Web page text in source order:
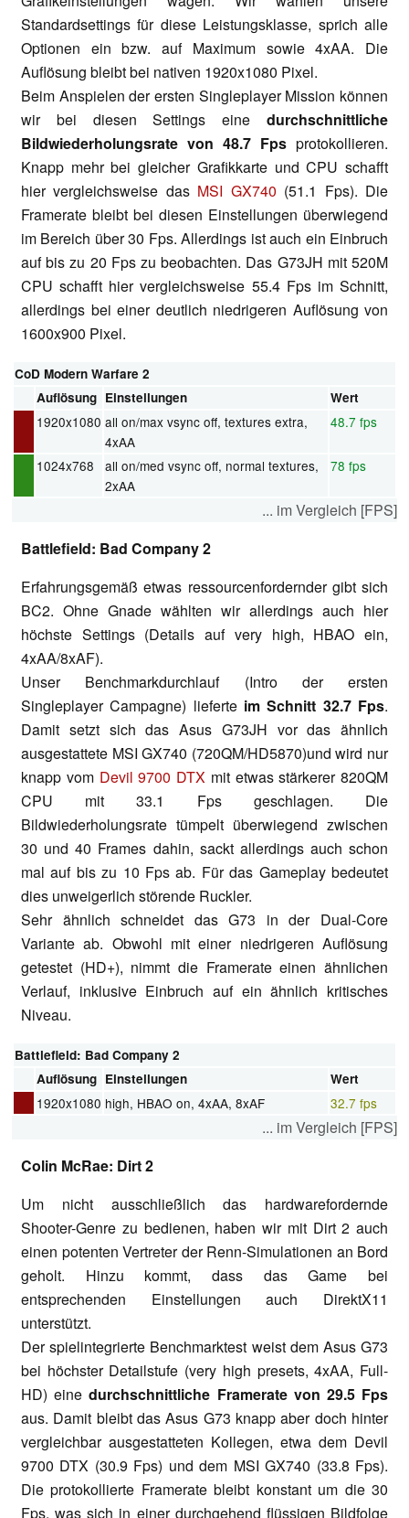
Standardsettings für diese Leistungsklasse, sprich alle
Optionen ein bzw. auf Maximum sowie 4xAA. Die
Auflösung bleibt bei nativen 1920x1080 Pixel.
Beim Anspielen der ersten Singleplayer Mission können
wir bei diesen Settings eine durchschnittliche
Bildwiederholungsrate von 48.7 Fps protokollieren.
Knapp mehr bei gleicher Grafikkarte und CPU schafft
hier vergleichsweise das MSI GX740 (51.1 Fps). Die
Framerate bleibt bei diesen Einstellungen überwiegend
im Bereich über 30 Fps. Allerdings ist auch ein Einbruch
auf bis zu 20 Fps zu beobachten. Das G73JH mit 520M
CPU schafft hier vergleichsweise 55.4 Fps im Schnitt,
allerdings bei einer deutlich niedrigeren Auflösung von
1600x900 Pixel.
CoD Modern Warfare 2
Auflösung Einstellungen Wert
1920x1080 all on/max vsync off, textures extra,
4xAA
48.7 fps
1024x768
all on/med vsync off, normal textures,
2xAA
78 fps
... im Vergleich [FPS]
Battlefield: Bad Company 2
Erfahrungsgemäß etwas ressourcenfordernder gibt sich
BC2. Ohne Gnade wählten wir allerdings auch hier
höchste Settings (Details auf very high, HBAO ein,
4xAA/8xAF).
Unser Benchmarkdurchlauf (Intro der ersten
Singleplayer Campagne) lieferteim Schnitt 32.7 Fps.
Damit setzt sich das Asus G73JH vor das ähnlich
ausgestattete MSI GX740 (720QM/HD5870)und wird nur
knapp vom Devil 9700 DTX mit etwas stärkerer 820QM
CPU mit 33.1 Fps geschlagen. Die
Bildwiederholungsrate tümpelt überwiegend zwischen
30 und 40 Frames dahin, sackt allerdings auch schon
mal auf bis zu 10 Fps ab. Für das Gameplay bedeutet
dies unweigerlich störende Ruckler.
Sehr ähnlich schneidet das G73 in der Dual-Core
Variante ab. Obwohl mit einer niedrigeren Auflösung
getestet (HD+), nimmt die Framerate einen ähnlichen
Verlauf, inklusive Einbruch auf ein ähnlich kritisches
Niveau.
Battlefield: Bad Company 2
Auflösung Einstellungen Wert
1920x1080 high, HBAO on, 4xAA, 8xAF 32.7 fps
... im Vergleich [FPS]
Colin McRae: Dirt 2
Um nicht ausschließlich das hardwarefordernde
Shooter-Genre zu bedienen, haben wir mit Dirt 2 auch
einen potenten Vertreter der Renn-Simulationen an Bord
geholt. Hinzu kommt, dass das Game bei
entsprechenden Einstellungen auch DirektX11
unterstützt.
Der spielintegrierte Benchmarktest weist dem Asus G73
bei höchster Detailstufe (very high presets, 4xAA, Full-
HD) einedurchschnittliche Framerate von 29.5 Fps
aus. Damit bleibt das Asus G73 knapp aber doch hinter
vergleichbar ausgestatteten Kollegen, etwa dem Devil
9700 DTX (30.9 Fps) und dem MSI GX740 (33.8 Fps).
Die protokollierte Framerate bleibt konstant um die 30
Fps, was sich in einer durchgehend flüssigen Bildfolge